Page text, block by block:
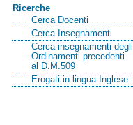
Ricerche
Cerca Docenti
Cerca Insegnamenti
Cerca insegnamenti degli
Ordinamenti precedenti
al D.M.509
Erogati in lingua Inglese